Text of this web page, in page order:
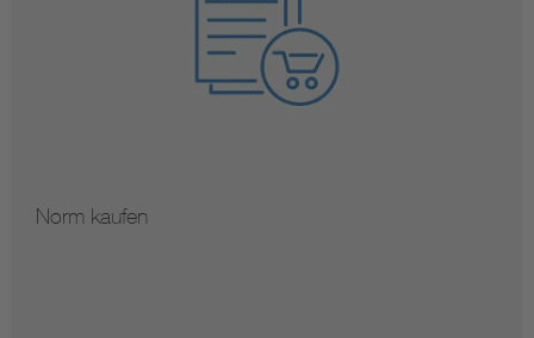
Norm kaufen